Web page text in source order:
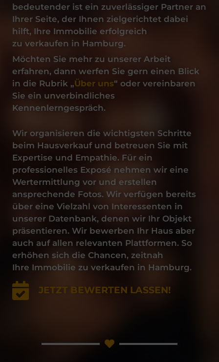
bedeutender ist ein zuverlässiger Partner an
Ihrer Seite, der Ihnen zielgerichtet dabei
hilft, Ihre Immobilie erfolgreich
zu verkaufen in Hamburg.
Möchten Sie mehr zu unserer Arbeit
erfahren, dann werfen Sie gern einen Blick
in die Rubrik „Über uns“ oder vereinbaren
Sie ein unverbindliches
Kennenlerngespräch.
Wir organisieren die wichtigsten Schritte
beim Hausverkauf und betreuen Sie mit
Expertise und Empathie. Für ein
professionelles Exposé nehmen wir eine
Wertermittlung vor und erstellen
ansprechende Fotos. Wir verfügen bereits
über eine Vielzahl von Interessenten in
unserer Datenbank, denen wir Ihr Objekt
präsentieren. Wir bewerben Ihr Haus aber
auch auf allen relevanten Plattformen. So
erhöhen sich die Chancen, zeitnah
Ihre Immobilie zu verkaufen in Hamburg.
JETZT BEWERTEN LASSEN!